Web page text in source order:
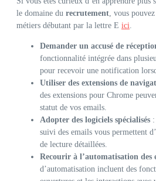
le domaine du recrutement, vous
métiers débutant par la lettre E ici.
Demander un accusé de
fonctionnalité intégrée dans
pour recevoir une notification
Utiliser des extensions de
des extensions pour Chrome
statut de vos emails.
Adopter des logiciels spécialisés
suivi des emails vous permettent
de lecture détaillées.
Recourir à l’automatisation des
d’automatisation incluent des